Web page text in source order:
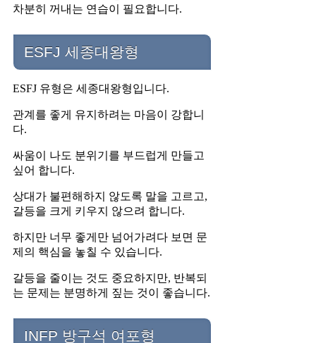
차분히 꺼내는 연습이 필요합니다.
ESFJ 세종대왕형
ESFJ 유형은 세종대왕형입니다.
관계를 좋게 유지하려는 마음이 강합니
다.
싸움이 나도 분위기를 부드럽게 만들고
싶어 합니다.
상대가 불편해하지 않도록 말을 고르고,
갈등을 크게 키우지 않으려 합니다.
하지만 너무 좋게만 넘어가려다 보면 문
제의 핵심을 놓칠 수 있습니다.
갈등을 줄이는 것도 중요하지만, 반복되
는 문제는 분명하게 짚는 것이 좋습니다.
INFP 방구석 여포형